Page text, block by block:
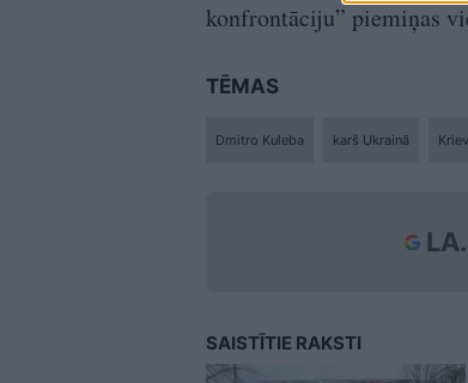
konfrontāciju” piemiņas
TĒMAS
Dmitro Kuleba karš Ukrainā
SAISTĪTIE RAKSTI